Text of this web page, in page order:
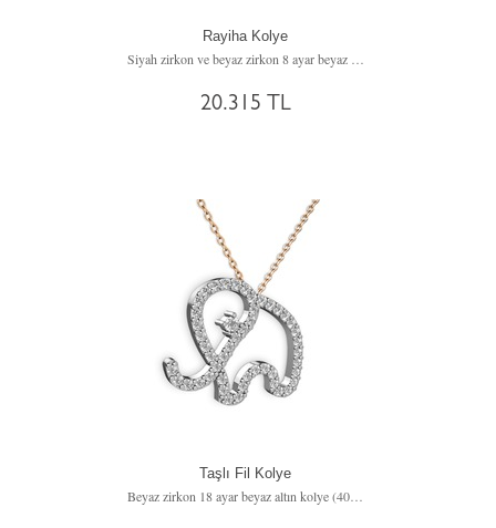
Rayiha Kolye
20.315 TL
Taşlı Fil Kolye
Beyaz zirkon 18 ayar beyaz altın kolye (40 cm rose altın rolo zincir)